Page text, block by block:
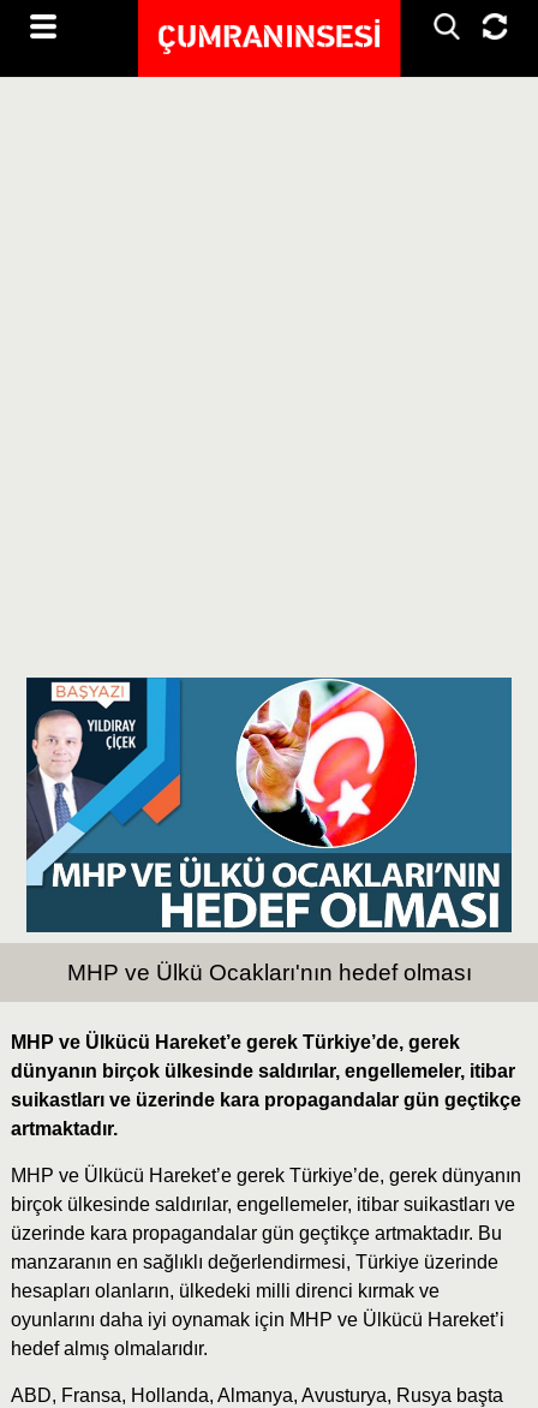
MHP ve Ülkü Ocakları'nın hedef olması
MHP ve Ülkücü Hareket’e gerek Türkiye’de, gerek
dünyanın birçok ülkesinde saldırılar, engellemeler, itibar
suikastları ve üzerinde kara propagandalar gün geçtikçe
artmaktadır.
MHP ve Ülkücü Hareket’e gerek Türkiye’de, gerek dünyanın
birçok ülkesinde saldırılar, engellemeler, itibar suikastları ve
üzerinde kara propagandalar gün geçtikçe artmaktadır. Bu
manzaranın en sağlıklı değerlendirmesi, Türkiye üzerinde
hesapları olanların, ülkedeki milli direnci kırmak ve
oyunlarını daha iyi oynamak için MHP ve Ülkücü Hareket’i
hedef almış olmalarıdır.
ABD, Fransa, Hollanda, Almanya, Avusturya, Rusya başta